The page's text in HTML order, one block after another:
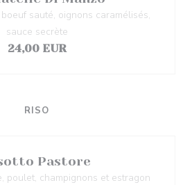
sauté, oignons caramélisés,
sauce secrète
24,00 EUR
RISO
Pastore
poulet, champignons et estragon